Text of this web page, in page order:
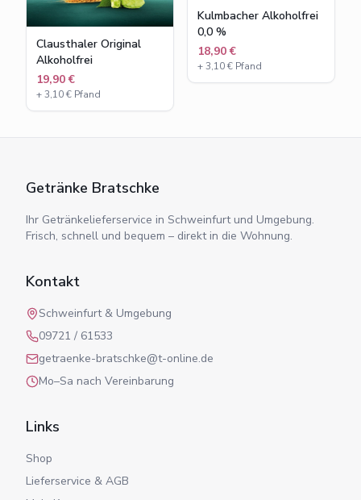
Clausthaler Original
Alkoholfrei
19,90 €
+3,10€ Pfand
Kulmbacher Alkoholfrei
0,0 %
18,90 €
+3,10€ Pfand
Getränke Bratschke
Ihr Getränkelieferservice in Schweinfurt und Umgebung.
Frisch, schnell und bequem – direkt in die Wohnung.
Kontakt
Schweinfurt & Umgebung
09721 / 61533
getraenke-bratschke@t-online.de
Mo–Sa nach Vereinbarung
Links
Shop
Lieferservice & AGB